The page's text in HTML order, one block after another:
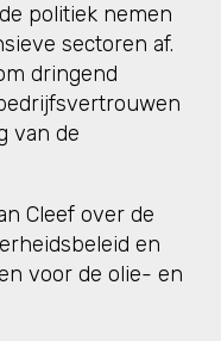
politiek nemen
sectoren af.
dringend
van de
Cleef over de
en
voor de olie- en